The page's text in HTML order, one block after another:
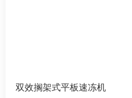
双效搁架式平板速冻机